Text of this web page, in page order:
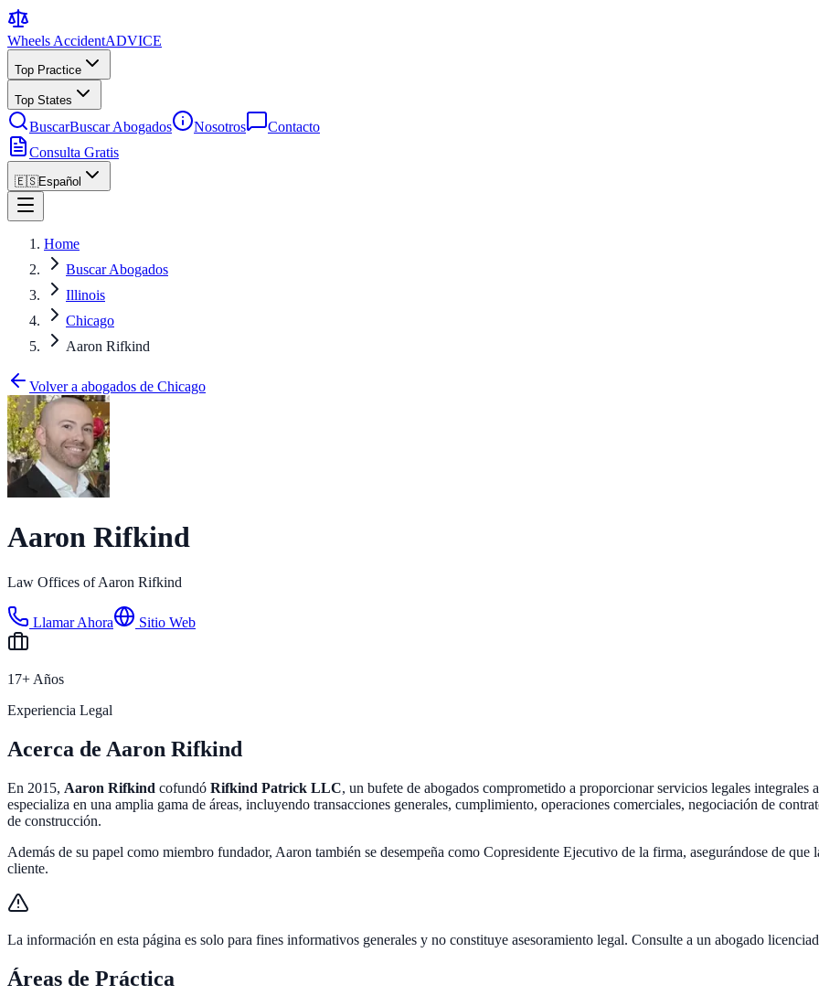
Wheels AccidentADVICE
Top Practice
Top States
BuscarBuscar Abogados Nosotros
Contacto
Consulta Gratis
🇪🇸Español
Home
Buscar Abogados
Illinois
Chicago
Aaron Rifkind
Volver a abogados de Chicago
Aaron Rifkind
Law Offices of Aaron Rifkind
Llamar Ahora Sitio Web
17+ Años
Experiencia Legal
Acerca de Aaron Rifkind
En 2015, Aaron Rifkind cofundó Rifkind Patrick LLC, un bufete de abogados comprometido a proporcionar servicios legales integrales
especializa en una amplia gama de áreas, incluyendo transacciones generales, cumplimiento, operaciones comerciales, negociación de
de construcción.
Además de su papel como miembro fundador, Aaron también se desempeña como Copresidente Ejecutivo de la firma, asegurándose de
cliente.
La información en esta página es solo para fines informativos generales y no constituye asesoramiento legal. Consulte a un abogado
Áreas de Práctica